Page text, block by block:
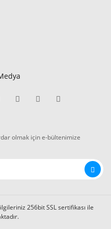
olmak için e-bültenimize
256bit SSL sertifikası ile